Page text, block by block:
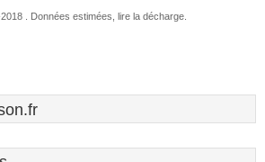
. Données estimées, lire la décharge.